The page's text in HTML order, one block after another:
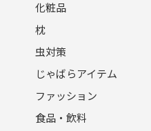
化粧品
枕
虫対策
じゃばらアイテム
ファッション
食品・飲料